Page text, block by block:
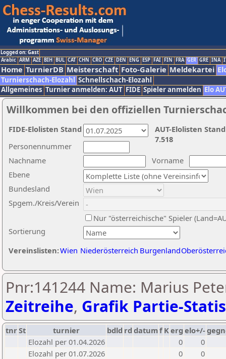
Logged on: Gast
Arabic ARM AZE BIH BUL CAT CHN CRO CZE DEN ENG ESP FAI FIN FRA GER GRE INA
Home TurnierDB Meisterschaft Foto-Galerie Meldekartei
Turnierschach-Elozahl Schnellschach-Elozahl
Allgemeines Turnier anmelden: AUT FIDE Spieler anmelden Elo
Willkommen bei den offiziellen
Nachname
Vorname
Ebene
Sortierung
Personennummer
Bundesland
Spgem./Kreis/Verein
Nur "österreichische" Spieler
Vereinslisten:Wien Niederösterreich Burgenland
AUT-Elolisten
7.518
FIDE-Elolisten Stand
Pnr:141244 Name: Marius
Zeitreihe, Grafik Partie-
tnrSt turnier bdld rd datumf Kerg elo+/-
Elozahl per 01.04.2026
0
0
Elozahl per 01.07.2026
0
0